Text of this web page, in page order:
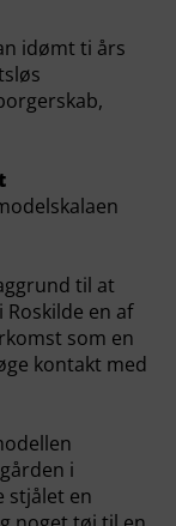
idømt ti års
til at
en af
som en
kontakt med
i
stjålet en